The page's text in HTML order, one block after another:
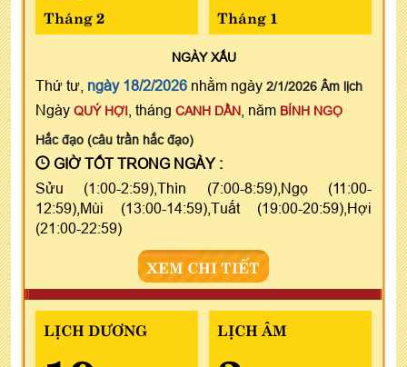
Tháng 2 Tháng 1
NGÀYXẤU
Thứ tư, ngày 18/2/2026 nhằm ngày 2/1/2026 Âm lịch
Ngày QUÝ HỢI , tháng CANH DẦN , năm BÍNH NGỌ
Hắc đạo (câu trần hắc đạo)
GIỜ TỐT TRONG NGÀY :
Sửu (1:00-2:59),Thìn (7:00-8:59),Ngọ (11:00-
12:59),Mùi (13:00-14:59),Tuất (19:00-20:59),Hợi
(21:00-22:59)
XEM CHI TIẾT
LỊCH DƯƠNG LỊCH ÂM